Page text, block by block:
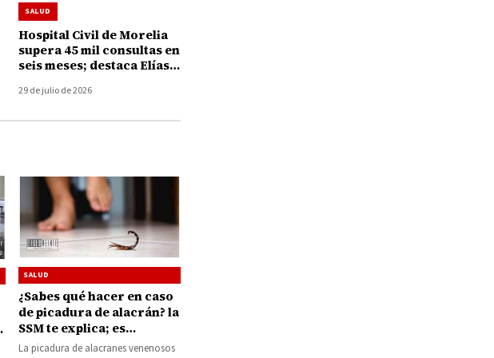
SALUD
Hospital Civil de Morelia
supera 45 mil consultas en
seis meses; destaca Elías
de servicio
29 de julio de 2026
SALUD
¿Sabes qué hacer en caso
de picadura de alacrán? la
SSM te explica; es
importante solicitar
La picadura de alacranes venenosos